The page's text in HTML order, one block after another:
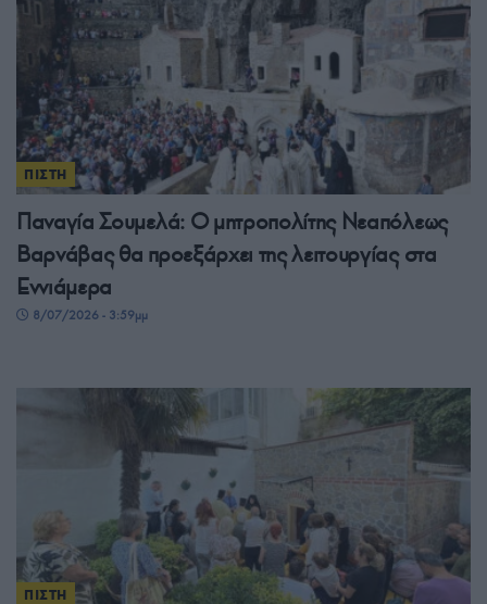
ΠΙΣΤΗ
Παναγία Σουμελά: Ο μητροπολίτης Νεαπόλεως
Βαρνάβας θα προεξάρχει της λειτουργίας στα
Εννιάμερα
8/07/2026 - 3:59μμ
ΠΙΣΤΗ